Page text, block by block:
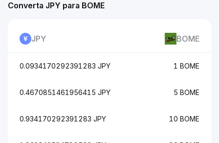
Converta JPY para BOME
JPY BOME
0.0934170292391283 JPY 1 BOME
0.4670851461956415 JPY 5 BOME
0.934170292391283 JPY 10 BOME